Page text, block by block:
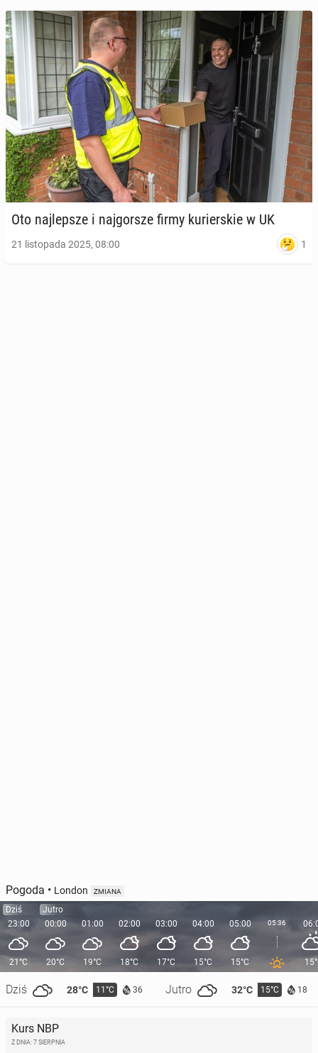
Oto naj­lep­sze i naj­gor­sze firmy ku­rier­skie w UK
21 listopada 2025, 08:00 1
Pogoda • London ZMIANA
Dziś
23:00
21°C
Dziś 28°C 11°C 36 Jutro 32°C 15°C 18
Jutro
00:00
20°C
01:00
19°C
02:00
18°C
03:00
17°C
04:00
15°C
05:00
15°C
05:36
Kurs NBP
Z DNIA: 7 SIERPNIA